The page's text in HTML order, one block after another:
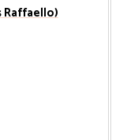
Raffaello)